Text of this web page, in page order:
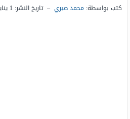
كتب بواسطة: محمد صبري – تاريخ النشر: 1 يناير 2025 - 8:22م